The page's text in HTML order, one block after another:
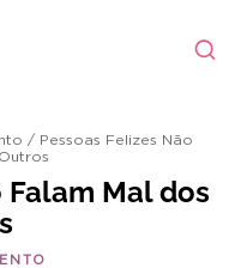
/ Pessoas Felizes Não
Falam Mal dos